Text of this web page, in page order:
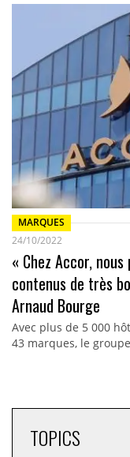
MARQUES
24/10/2022
« Chez Accor,
contenus de très
Arnaud Bourge
Avec plus de 5 000
43 marques, le
TOPICS